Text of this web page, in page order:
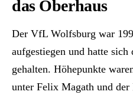
das Oberhaus
Der VfL Wolfsburg war
aufgestiegen und hatte sich
gehalten. Höhepunkte
unter Felix Magath und